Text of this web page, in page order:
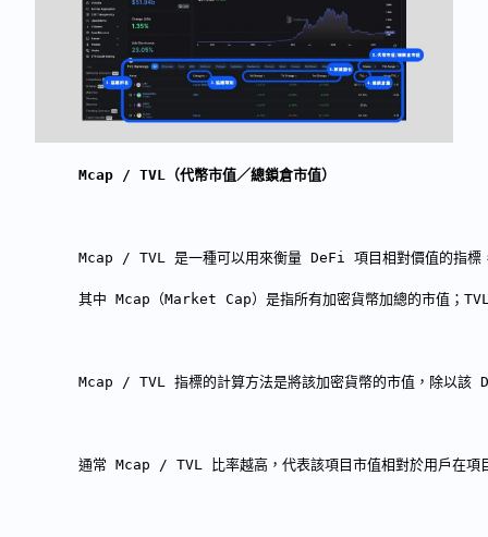
Mcap / TVL（代幣市值／總鎖倉市值）
Mcap / TVL 是一種可以用來衡量 DeFi 項目相對價值的指標
其中 Mcap（Market Cap）是指所有加密貨幣加總的市值；
Mcap / TVL 指標的計算方法是將該加密貨幣的市值，除以該
通常 Mcap / TVL 比率越高，代表該項目市值相對於用戶在項目